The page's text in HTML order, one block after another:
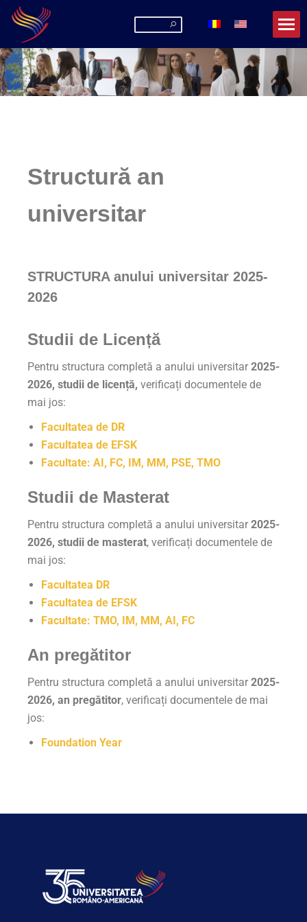
Structură an
universitar
STRUCTURA anului universitar 2025-
2026
Studii de Licență
Pentru structura completă a anului universitar 2025-
2026, studii de licență, verificați documentele de
mai jos:
Facultatea de DR
Facultatea de EFSK
Facultate: AI, FC, IM, MM, PSE, TMO
Studii de Masterat
Pentru structura completă a anului universitar 2025-
2026, studii de masterat, verificați documentele de
mai jos:
Facultatea DR
Facultatea de EFSK
Facultate: TMO, IM, MM, AI, FC
An pregătitor
Pentru structura completă a anului universitar 2025-
2026, an pregătitor, verificați documentele de mai
jos:
Foundation Year